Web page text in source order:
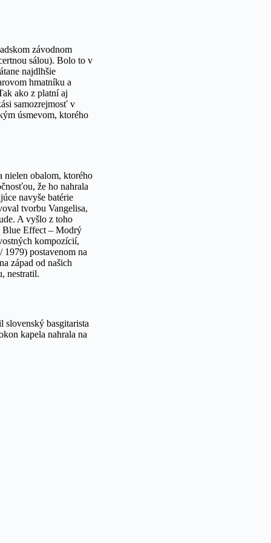
závodnom
sálou). Bolo to v
najdlhšie
hmatníku a
ako z platní aj
samozrejmosť v
úsmevom, ktorého
nielen obalom, ktorého
že ho nahrala
navyše batérie
tvorbu Vangelisa,
A vyšlo z toho
Blue Effect – Modrý
kompozícií,
postavenom na
západ od našich
nestratil.
slovenský basgitarista
kapela nahrala na